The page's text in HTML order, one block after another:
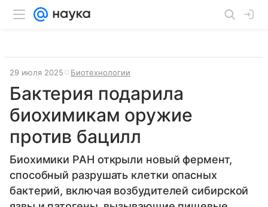
29 июля 2025 Биотехнологии
Бактерия подарила
биохимикам оружие
против бацилл
Биохимики РАН открыли новый фермент,
способный разрушать клетки опасных
бактерий, включая возбудителей сибирской